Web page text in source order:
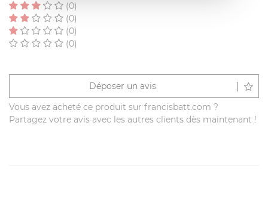
(0)
(0)
(0)
(0)
Déposer un avis
Vous avez acheté ce produit sur francisbatt.com ?
Partagez votre avis avec les autres clients dès maintenant !